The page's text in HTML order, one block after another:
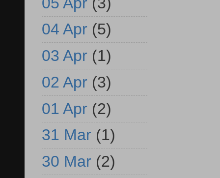
04 Apr (5)
03 Apr (1)
02 Apr (3)
01 Apr (2)
31 Mar (1)
30 Mar (2)